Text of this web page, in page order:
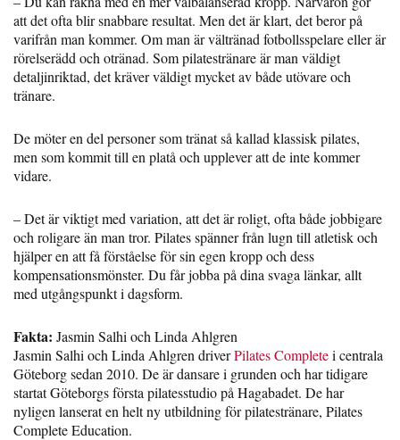
att det ofta blir snabbare resultat. Men det är klart, det beror på
varifrån man kommer. Om man är vältränad fotbollsspelare eller är
rörelserädd och otränad. Som pilatestränare är man väldigt
detaljinriktad, det kräver väldigt mycket av både utövare och
tränare.
De möter en del personer som tränat så kallad klassisk pilates,
men som kommit till en platå och upplever att de inte kommer
vidare.
– Det är viktigt med variation, att det är roligt, ofta både jobbigare
och roligare än man tror. Pilates spänner från lugn till atletisk och
hjälper en att få förståelse för sin egen kropp och dess
kompensationsmönster. Du får jobba på dina svaga länkar, allt
med utgångspunkt i dagsform.
Fakta: Jasmin Salhi och Linda Ahlgren
Jasmin Salhi och Linda Ahlgren driverPilates Completei centrala
Göteborg sedan 2010. De är dansare i grunden och har tidigare
startat Göteborgs första pilatesstudio på Hagabadet. De har
nyligen lanserat en helt ny utbildning för pilatestränare, Pilates
Complete Education.